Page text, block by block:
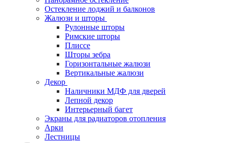
Остекление лоджий и балконов
Жалюзи и шторы
Рулонные шторы
Римские шторы
Плиссе
Шторы зебра
Горизонтальные жалюзи
Вертикальные жалюзи
Декор
Наличники МДФ для дверей
Лепной декор
Интерьерный багет
Экраны для радиаторов отопления
Арки
Лестницы